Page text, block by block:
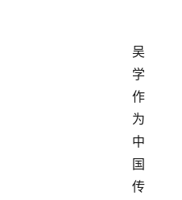
吴
学
作
为
中
国
传